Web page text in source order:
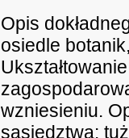
Opis
osiedle
wzniesieniu.
sąsiedztwa: